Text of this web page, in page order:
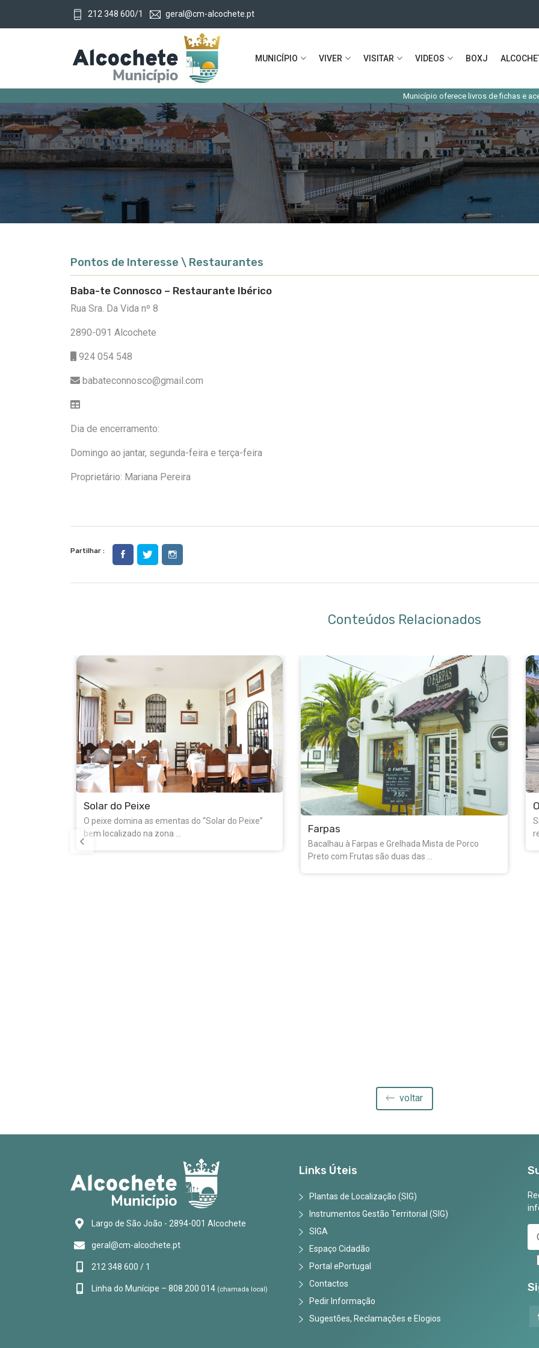
212 348 600/1 geral@cm-alcochete.pt
MUNICÍPIO VIVER VISITAR VIDEOS BOXJ
Município oferece livros de fichas e acesso à
Pontos de Interesse \ Restaurantes
Baba-te Connosco – Restaurante Ibérico
Rua Sra. Da Vida nº 8
2890-091 Alcochete
924 054 548
babateconnosco@gmail.com
Dia de encerramento:
Domingo ao jantar, segunda-feira e terça-feira
Proprietário: Mariana Pereira
Partilhar :
Conteúdos Relacionados
Farpas
Bacalhau à Farpas e Grelhada Mista de Porco
O Frango Assado
restaurante apresenta uma ...
voltar
Largo de São João - 2894-001 Alcochete
geral@cm-alcochete.pt
212 348 600 / 1
Linha do Munícipe – 808 200 014 (chamada local)
Links Úteis
Plantas de Localização (SIG)
Instrumentos Gestão Territorial (SIG)
SIGA
Espaço Cidadão
Portal ePortugal
Contactos
Pedir Informação
Sugestões, Reclamações e Elogios